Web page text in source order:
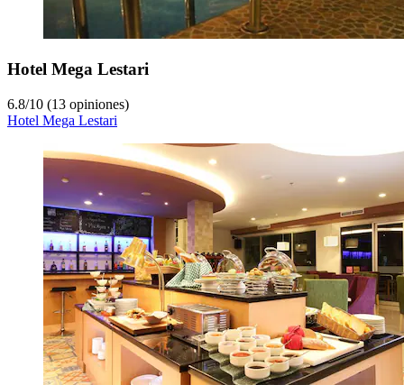
Hotel Mega Lestari
6.8/10 (13 opiniones)
Hotel Mega Lestari